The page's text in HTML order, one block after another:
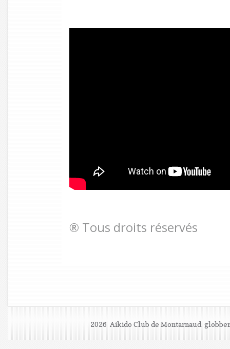
® Tous droits réservés
2026 Aikido Club de Montarnaud